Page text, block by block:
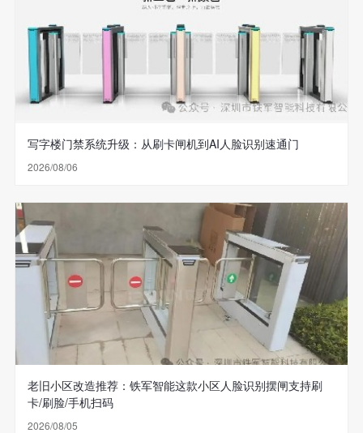
写字楼门禁系统升级：从刷卡闸机到AI人脸识别速通门
2026/08/06
老旧小区改造推荐：铁军智能这款小区人脸识别摆闸支持刷
卡/刷脸/手机扫码
2026/08/05